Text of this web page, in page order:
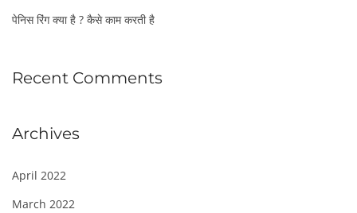
पेनिस रिंग क्या है ? कैसे काम करती है
Recent Comments
Archives
April 2022
March 2022